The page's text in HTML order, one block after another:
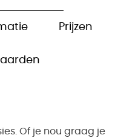
Prijzen
Of je nou graag je